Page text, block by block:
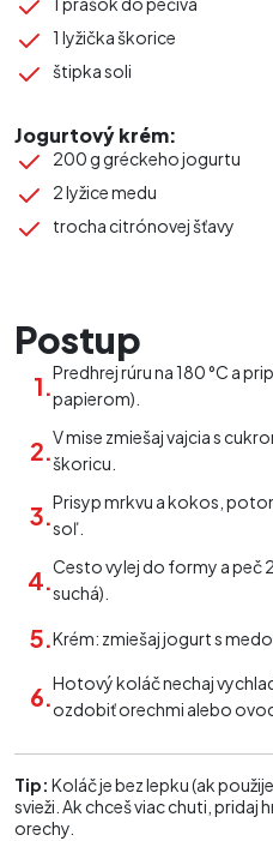
1 lyžička škorice
štipka soli
Jogurtový krém:
200 g gréckeho jogurtu
2 lyžice medu
trocha citrónovej šťavy
Postup
Predhrej rúru na 180 °C a
papierom).
V mise zmiešaj vajcia s
škoricu.
Prisyp mrkvu a kokos,
soľ.
Cesto vylej do formy a peč
suchá).
Krém: zmiešaj jogurt s
Hotový koláč nechaj
ozdobiť orechmi alebo
Tip: Koláč je bez lepku (ak
svieži. Ak chceš viac chuti, pridaj
orechy.